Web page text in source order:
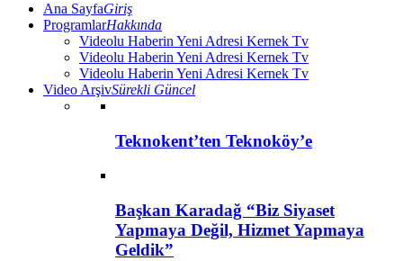
Ana SayfaGiriş
ProgramlarHakkında
Videolu Haberin Yeni Adresi Kernek Tv
Videolu Haberin Yeni Adresi Kernek Tv
Videolu Haberin Yeni Adresi Kernek Tv
Video ArşivSürekli Güncel
Teknokent’ten Teknoköy’e
Başkan Karadağ “Biz Siyaset
Yapmaya Değil, Hizmet Yapmaya
Geldik”